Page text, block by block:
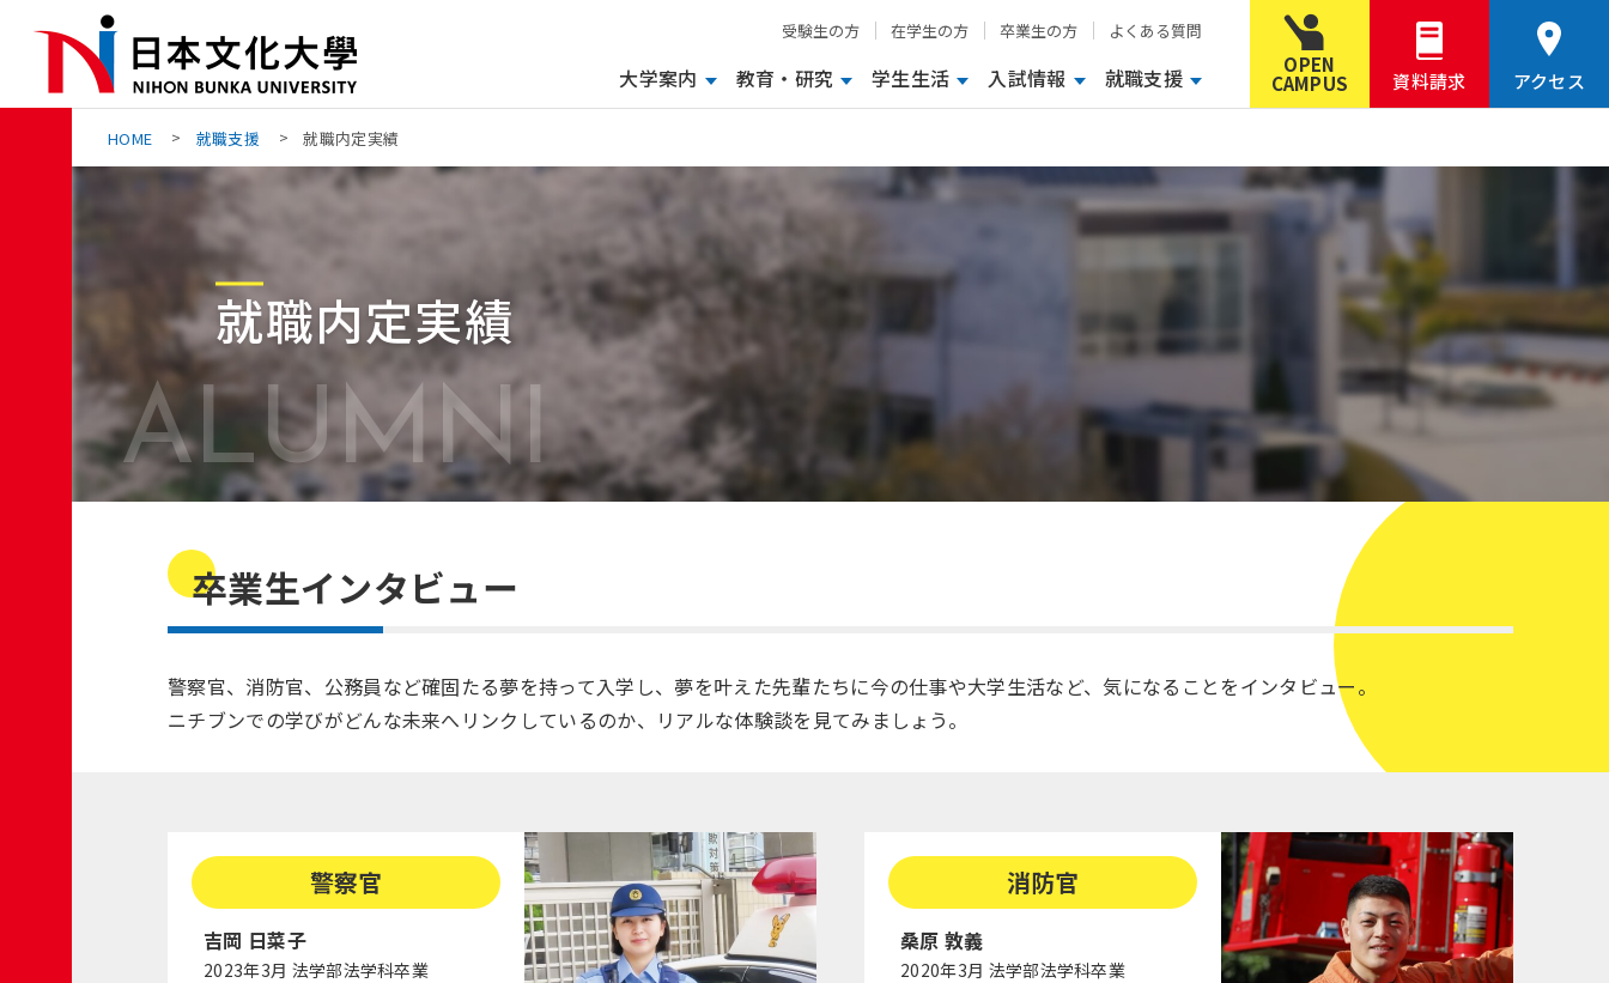
content
受験生の方 在学生の方 卒業生の方 よくある質問
大学案内 教育・研究 学生生活 入試情報 就職支援 OPEN
CAMPUS 資料請求 アクセス
HOME 就職支援 就職内定実績
就職内定実績
卒業生インタビュー
警察官、消防官、公務員など確固たる夢を持って入学し、夢を叶えた先輩たちに今の仕事や大学生活など、気になることをインタビュー。
ニチブンでの学びがどんな未来へリンクしているのか、リアルな体験談を見てみましょう。
警察官
吉岡 日菜子
2023年3月 法学部法学科卒業
消防官
桑原 敦義
2020年3月 法学部法学科卒業